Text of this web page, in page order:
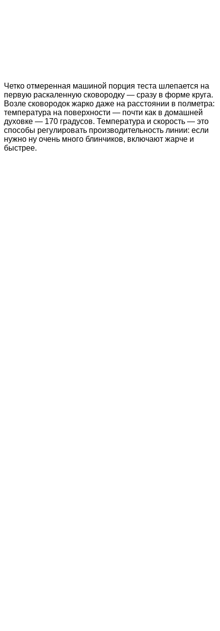
Четко отмеренная машиной порция теста шлепается на
первую раскаленную сковородку — сразу в форме круга.
Возле сковородок жарко даже на расстоянии в полметра:
температура на поверхности — почти как в домашней
духовке — 170 градусов. Температура и скорость — это
способы регулировать производительность линии: если
нужно ну очень много блинчиков, включают жарче и
быстрее.